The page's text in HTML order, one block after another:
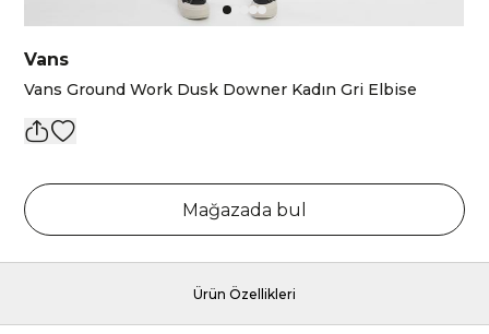
Vans
Vans Ground Work Dusk Downer Kadın Gri Elbise
Mağazada bul
Ürün Özellikleri